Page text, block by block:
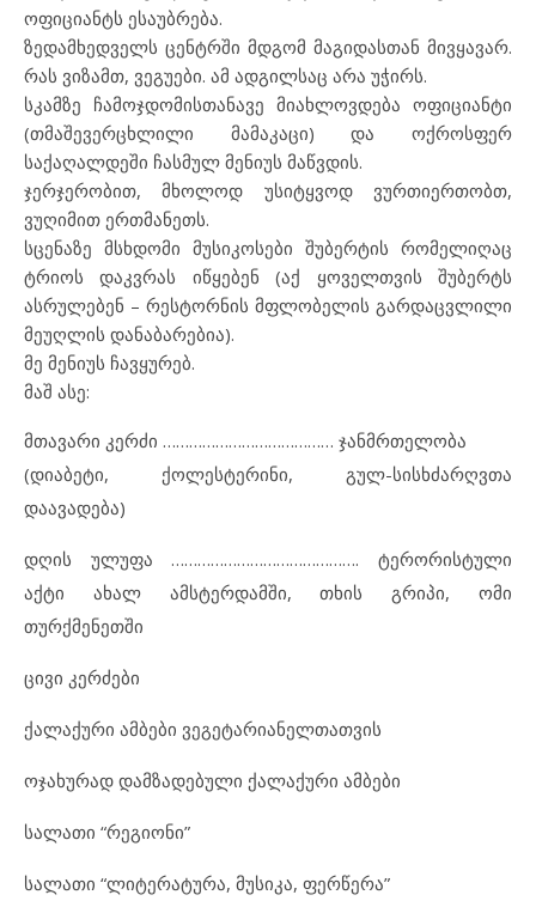
ოფიციანტს ესაუბრება.
ზედამხედველს ცენტრში მდგომ მაგიდასთან მივყავარ.
რას ვიზამთ, ვეგუები. ამ ადგილსაც არა უჭირს.
სკამზე ჩამოჯდომისთანავე მიახლოვდება ოფიციანტი
(თმაშევერცხლილი მამაკაცი) და ოქროსფერ
საქაღალდეში ჩასმულ მენიუს მაწვდის.
ჯერჯერობით, მხოლოდ უსიტყვოდ ვურთიერთობთ,
ვუღიმით ერთმანეთს.
სცენაზე მსხდომი მუსიკოსები შუბერტის რომელიღაც
ტრიოს დაკვრას იწყებენ (აქ ყოველთვის შუბერტს
ასრულებენ – რესტორნის მფლობელის გარდაცვლილი
მეუღლის დანაბარებია).
მე მენიუს ჩავყურებ.
მაშ ასე:
მთავარი კერძი ………………………………… ჯანმრთელობა
(დიაბეტი, ქოლესტერინი, გულ-სისხძარღვთა
დაავადება)
დღის ულუფა ……………………………………. ტერორისტული
აქტი ახალ ამსტერდამში, თხის გრიპი, ომი
თურქმენეთში
ცივი კერძები
ქალაქური ამბები ვეგეტარიანელთათვის
ოჯახურად დამზადებული ქალაქური ამბები
სალათი “რეგიონი”
სალათი “ლიტერატურა, მუსიკა, ფერწერა”